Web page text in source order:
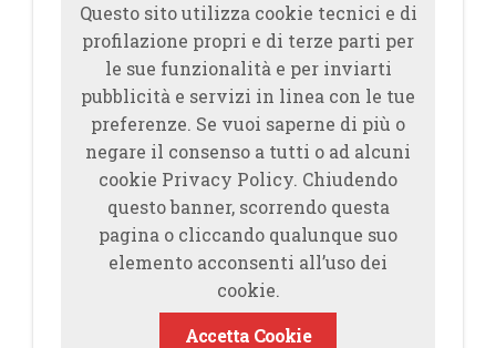
Questo sito utilizza cookie tecnici e di
profilazione propri e di terze parti per
le sue funzionalità e per inviarti
pubblicità e servizi in linea con le tue
preferenze. Se vuoi saperne di più o
negare il consenso a tutti o ad alcuni
cookie Privacy Policy. Chiudendo
questo banner, scorrendo questa
pagina o cliccando qualunque suo
elemento acconsenti all’uso dei
cookie.
Accetta Cookie